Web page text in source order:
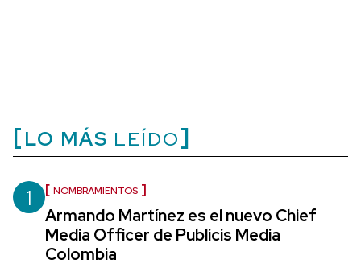
LO MÁS LEÍDO
1 NOMBRAMIENTOS
Armando Martínez es el nuevo Chief
Media Officer de Publicis Media
Colombia